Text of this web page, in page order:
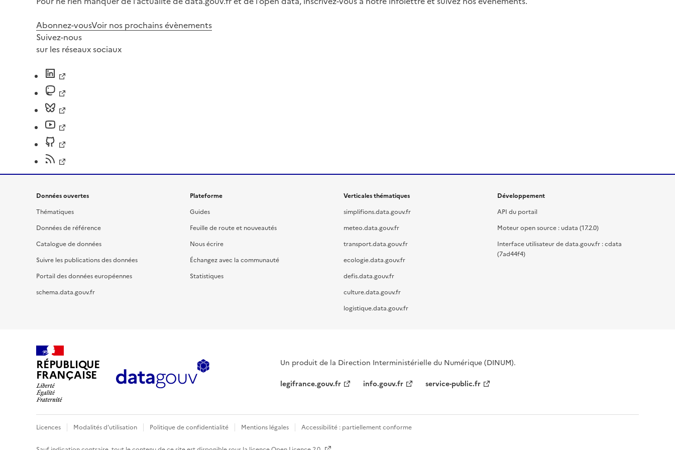
Abonnez-vousVoir nos prochains évènements
Suivez-nous
sur les réseaux sociaux
Données ouvertes
Thématiques
Données de référence
Catalogue de données
Suivre les publications des données
Portail des données européennes
schema.data.gouv.fr
Plateforme
Guides
Feuille de route et nouveautés
Nous écrire
Échangez avec la communauté
Statistiques
Verticales thématiques
simplifions.data.gouv.fr
meteo.data.gouv.fr
transport.data.gouv.fr
ecologie.data.gouv.fr
defis.data.gouv.fr
culture.data.gouv.fr
logistique.data.gouv.fr
Développement
API du portail
Moteur open source : udata (17.2.0)
Interface utilisateur de data.gouv.fr : cdata
(7ad44f4)
RÉPUBLIQUE
FRANÇAISE
Un produit de la Direction Interministérielle du Numérique (DINUM).
legifrance.gouv.fr
info.gouv.fr service-public.fr
Licences Modalités d'utilisation Politique de confidentialité Mentions légales Accessibilité : partiellement conforme